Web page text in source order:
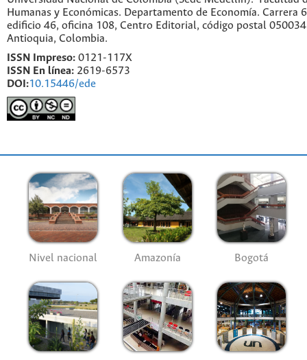
Humanas y Económicas. Departamento de Economía. Carrera
edificio 46, oficina 108, Centro Editorial, código postal
Antioquia, Colombia.
ISSN Impreso: 0121-117X
ISSN En línea: 2619-6573
DOI:10.15446/ede
Nivel nacional Amazonía Bogotá